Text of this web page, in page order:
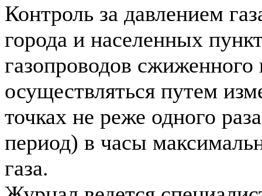
Контроль за давлением
города и населенных
газопроводов сжиженного
осуществляться путем
точках не реже одного
период) в часы
газа.